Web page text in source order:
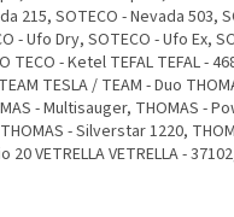
215, SOTECO - Nevada 503,
- Ufo Dry, SOTECO - Ufo Ex,
TECO - Ketel TEFAL TEFAL -
TESLA / TEAM - Duo
- Multisauger, THOMAS -
- Silverstar 1220,
VETRELLA VETRELLA -